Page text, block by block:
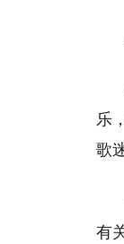
乐
歌
有